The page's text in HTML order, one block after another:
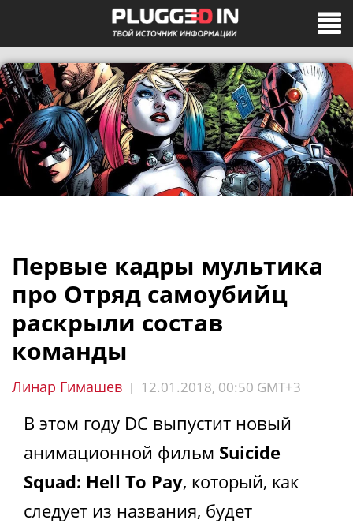
Первые кадры мультика
про Отряд самоубийц
раскрыли состав
команды
Линар Гимашев | 12.01.2018, 00:50 GMT+3
В этом году DC выпустит новый
анимационной фильм Suicide
Squad: Hell To Pay, который, как
следует из названия, будет